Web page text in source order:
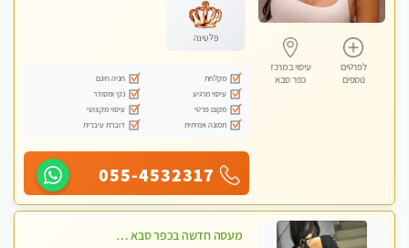
לפרטים
נוספים
עיסוי במרכז
כפר סבא
פלטינה
מקלחת
חניה חינם
עיסוי מרגיע
נקי ומסודר
מקום פרטי
עיסוי מקצועי
תמונה אמיתית
דוברת עיברית
055-4532317
מעסה חדשה בכפר סבא כל סוגי העיסויים מעסה מקצועית ואיכותית פרטי!!!מומלץ לחלוטין!! ללא מין !